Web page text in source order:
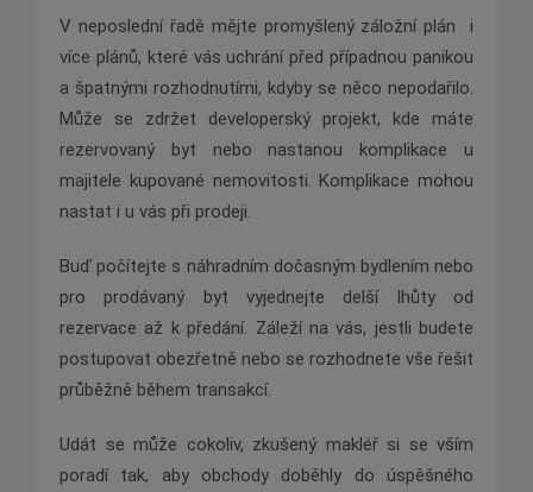
V neposlední řadě mějte promyšlený záložní plán i
více plánů, které vás uchrání před případnou panikou
a špatnými rozhodnutími, kdyby se něco nepodařilo.
Může se zdržet developerský projekt, kde máte
rezervovaný byt nebo nastanou komplikace u
majitele kupované nemovitosti. Komplikace mohou
nastat i u vás při prodeji.
Buď počítejte s náhradním dočasným bydlením nebo
pro prodávaný byt vyjednejte delší lhůty od
rezervace až k předání. Záleží na vás, jestli budete
postupovat obezřetně nebo se rozhodnete vše řešit
průběžně během transakcí.
Udát se může cokoliv, zkušený makléř si se vším
poradí tak, aby obchody doběhly do úspěšného